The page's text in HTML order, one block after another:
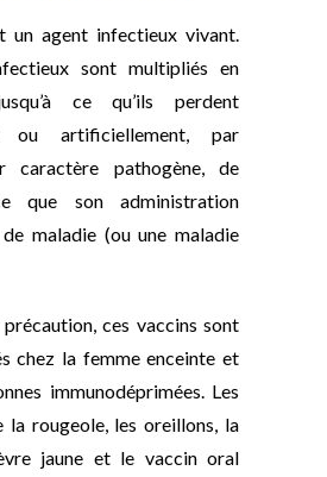
un agent infectieux vivant.
sont multipliés en
ce qu’ils perdent
ou artificiellement, par
caractère pathogène, de
que son administration
de maladie (ou une maladie
ces vaccins sont
chez la femme enceinte et
immunodéprimées. Les
la rougeole, les oreillons, la
jaune et le vaccin oral